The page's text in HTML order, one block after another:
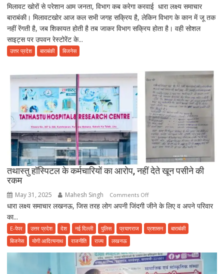
Barabanki
Uttar
Pradesh:
करने
से
पहले
हो
जाए
सावधान,
फूड
प्वाइजनिंग
की
शिकायत
मिलावट खोरों से परेशान आम जनता, विभाग कब करेगा करवाई धारा लक्ष्य समाचार
बाराबंकी। मिलावटखोर आज कल सभी जगह सक्रिय है, लेकिन विभाग के कान में जू तक
नहीं रेंगती है, जब शिकायत होती है तब जाकर विभाग सक्रिय होता है। वही सोशल
साइट्स पर उपवन रेस्टोरेंट के...
उत्तर प्रदेश बाराबंकी बिजनेस
तथास्तु हॉस्पिटल के कर्मचारियों का आरोप, नहीं देते खून पसीने की
रकम
May 31, 2025 Mahesh Singh Comments Offon
तथास्तु
के
आरोप,
नहीं
धारा लक्ष्य समाचार लखनऊ, जिस तरह लोग अपनी जिंदगी जीने के लिए व अपने परिवार
का...
E-पेपर उत्तर प्रदेश देश नई दिल्ली पुलिस प्रयागराज प्रशासन
बाराबंकी
बिजनेस
योगी आदित्यनाथ राजनीति राज्य लखनऊ